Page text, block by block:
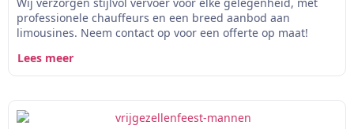
professionele chauffeurs en een breed aanbod aan
limousines. Neem contact op voor een offerte op maat!
Lees meer